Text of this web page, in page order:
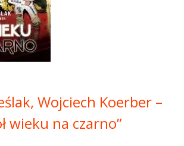
Wojciech Koerber –
wieku na czarno”